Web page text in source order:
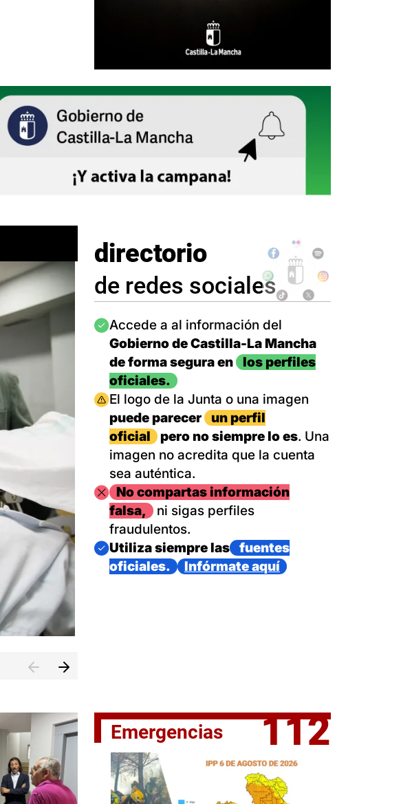
El jefe del Ejecutivo castellanomanchego, Emiliano García-
directorio
de redes sociales
Imagen
Accede a al información del
Gobierno de Castilla-La Mancha
de forma segura en
los perfiles
oficiales.
Imagen
El logo de la Junta o una imagen
puede parecer
un perfil
oficial
pero no siempre lo es. Una
imagen no acredita que la cuenta
sea auténtica.
ImagenNo compartas información
falsa,
ni sigas perfiles
fraudulentos.
Imagen
Utiliza siempre las
fuentes
oficiales.
Infórmate aquí
Emergencias 112